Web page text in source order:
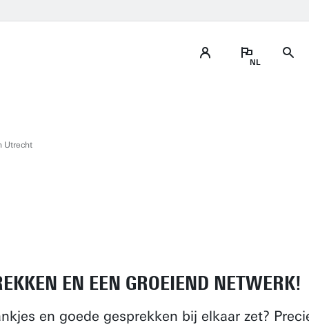
Utrecht
EN EEN GROEIEND NETWERK!
en goede gesprekken bij elkaar zet?